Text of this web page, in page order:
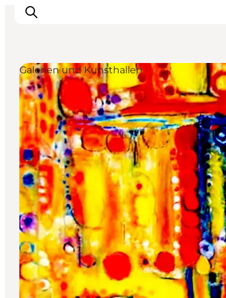
Erleben
Städte und Orte
Events
Essen
Unterkunft
Reise planen
Galerien und Kunsthallen